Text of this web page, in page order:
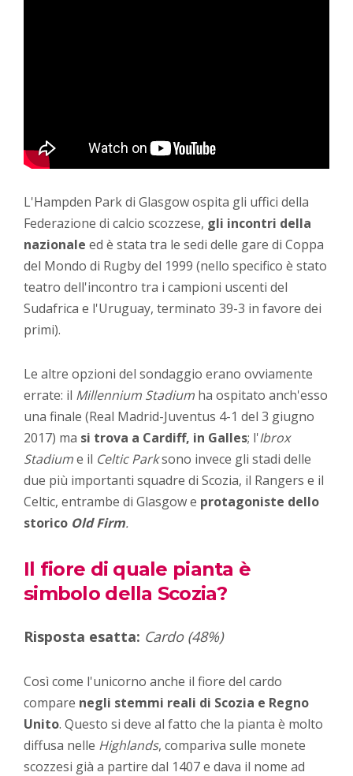
L'Hampden Park di Glasgow ospita gli uffici della
Federazione di calcio scozzese, gli incontri della
nazionale ed è stata tra le sedi delle gare di Coppa
del Mondo di Rugby del 1999 (nello specifico è stato
teatro dell'incontro tra i campioni uscenti del
Sudafrica e l'Uruguay, terminato 39-3 in favore dei
primi).
Le altre opzioni del sondaggio erano ovviamente
errate: il Millennium Stadium ha ospitato anch'esso
una finale (Real Madrid-Juventus 4-1 del 3 giugno
2017) ma si trova a Cardiff, in Galles; l'Ibrox
Stadiume il Celtic Parksono invece gli stadi delle
due più importanti squadre di Scozia, il Rangers e il
Celtic, entrambe di Glasgow e protagoniste dello
storico Old Firm.
Il fiore di quale pianta è
simbolo della Scozia?
Risposta esatta: Cardo (48%)
Così come l'unicorno anche il fiore del cardo
compare negli stemmi reali di Scozia e Regno
Unito. Questo si deve al fatto che la pianta è molto
diffusa nelle Highlands, compariva sulle monete
scozzesi già a partire dal 1407 e dava il nome ad